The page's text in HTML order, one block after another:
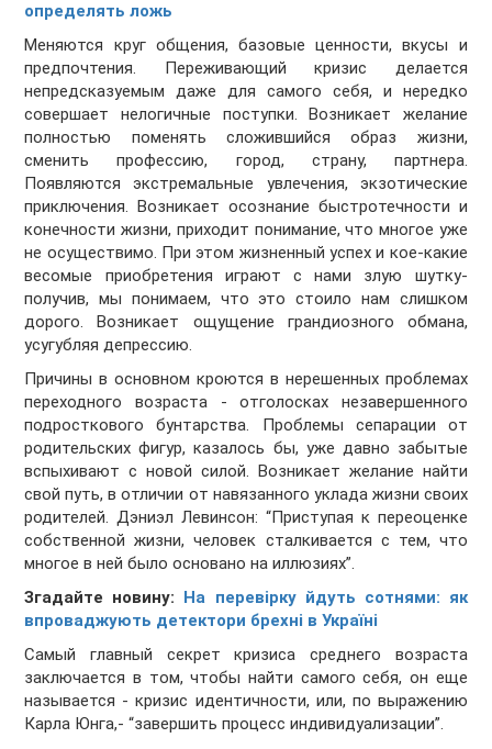
определять ложь
Меняются круг общения, базовые ценности, вкусы и
предпочтения. Переживающий кризис делается
непредсказуемым даже для самого себя, и нередко
совершает нелогичные поступки. Возникает желание
полностью поменять сложившийся образ жизни,
сменить профессию, город, страну, партнера.
Появляются экстремальные увлечения, экзотические
приключения. Возникает осознание быстротечности и
конечности жизни, приходит понимание, что многое уже
не осуществимо. При этом жизненный успех и кое-какие
весомые приобретения играют с нами злую шутку-
получив, мы понимаем, что это стоило нам слишком
дорого. Возникает ощущение грандиозного обмана,
усугубляя депрессию.
Причины в основном кроются в нерешенных проблемах
переходного возраста - отголосках незавершенного
подросткового бунтарства. Проблемы сепарации от
родительских фигур, казалось бы, уже давно забытые
вспыхивают с новой силой. Возникает желание найти
свой путь, в отличии от навязанного уклада жизни своих
родителей. Дэниэл Левинсон: “Приступая к переоценке
собственной жизни, человек сталкивается с тем, что
многое в ней было основано на иллюзиях”.
Згадайте новину: На перевірку йдуть сотнями: як
впроваджують детектори брехні в Україні
Самый главный секрет кризиса среднего возраста
заключается в том, чтобы найти самого себя, он еще
называется - кризис идентичности, или, по выражению
Карла Юнга,- “завершить процесс индивидуализации”.